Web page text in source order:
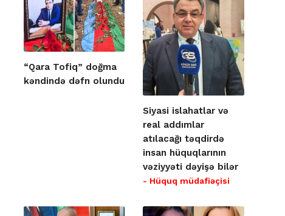
“Qara Tofiq” doğma
kəndində dəfn olundu
Siyasi islahatlar və
real addımlar
atılacağı təqdirdə
insan hüquqlarının
vəziyyəti dəyişə bilər
- Hüquq müdafiəçisi